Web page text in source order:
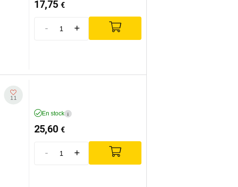
17,75 €
- +
11
En stock i
25,60 €
- +